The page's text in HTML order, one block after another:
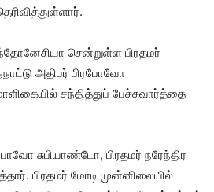
சென்றுள்ள பிரதமர்
அதிபர் பிரபோவோ
சந்தித்துப் பேச்சுவார்த்தை
சுபியாண்டோ, பிரதமர் நரேந்திர
பிரதமர் மோடி முன்னிலையில்